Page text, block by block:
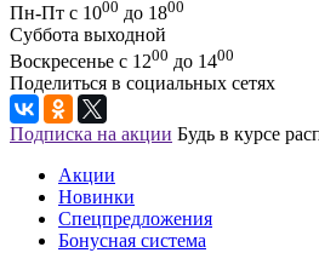
Пн-Пт с 1000 до 1800
Суббота выходной
Воскресенье с 1200 до 1400
Поделиться в социальных сетях
Подписка на акции Будь в курсе
Акции
Новинки
Спецпредложения
Бонусная система